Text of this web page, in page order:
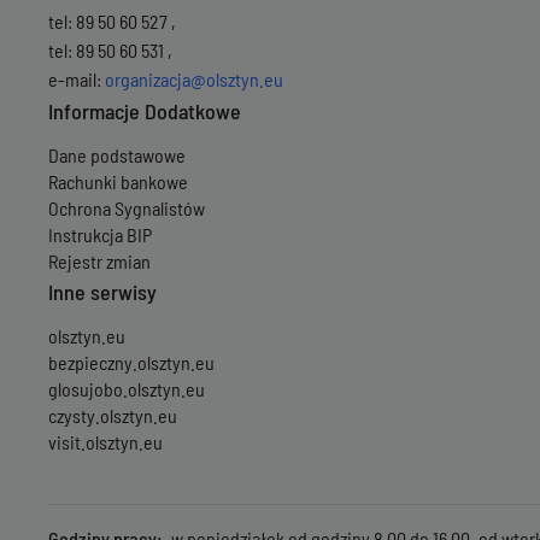
tel: 89 50 60 527 ,
tel: 89 50 60 531 ,
e-mail: organizacja@olsztyn.eu
Informacje Dodatkowe
Dane podstawowe
Rachunki bankowe
Ochrona Sygnalistów
Instrukcja BIP
Rejestr zmian
Inne serwisy
olsztyn.eu
bezpieczny.olsztyn.eu
glosujobo.olsztyn.eu
czysty.olsztyn.eu
visit.olsztyn.eu